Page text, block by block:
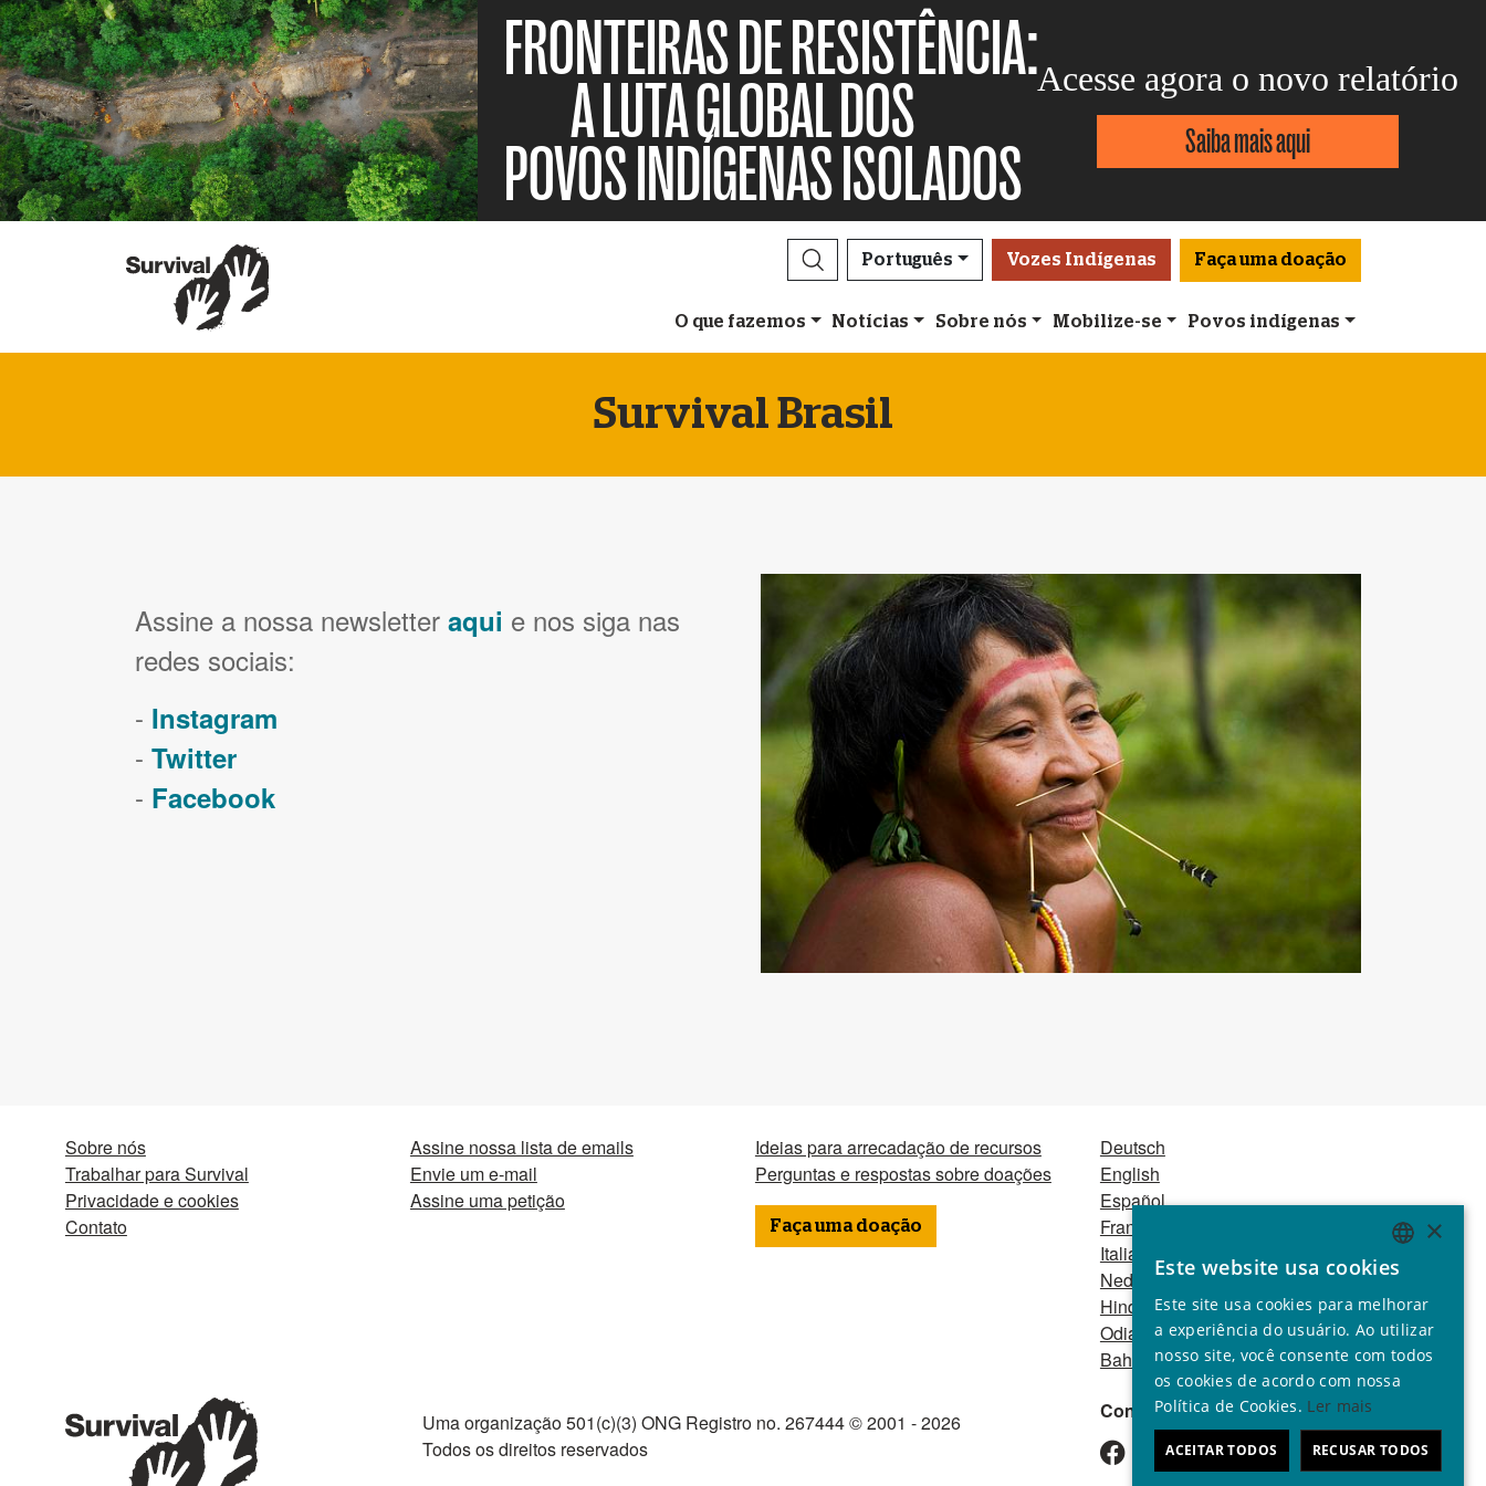
FRONTEIRAS DE RESISTÊNCIA:
A LUTA GLOBAL DOS
POVOS INDÍGENAS ISOLADOS
Acesse agora o novo relatório
Saiba mais aqui
Português Vozes Indígenas Faça uma doação
O que fazemos Notícias Sobre nós Mobilize-se Povos indígenas
Survival Brasil
Assine a nossa newsletter aqui e nos siga nas
redes sociais:
- Instagram
- Twitter
- Facebook
Sobre nós
Trabalhar para Survival
Privacidade e cookies
Contato
Assine nossa lista de emails
Envie um e-mail
Assine uma petição
Ideias para arrecadação de recursos
Perguntas e respostas sobre doações
Faça uma doação
Deutsch
English
Español
Français
Italiano
Nederlands
Hindi
Odia
Bahasa Indonesia
Conecte-se conosco
Uma organização 501(c)(3) ONG Registro no. 267444 © 2001 - 2026
Todos os direitos reservados
ENGLISH
GERMAN
SPANISH
FRENCH
×
Este website usa cookies
Este site usa cookies para melhorar
a experiência do usuário. Ao utilizar
nosso site, você consente com todos
os cookies de acordo com nossa
Política de Cookies. Ler mais
ACEITAR TODOS RECUSAR TODOS